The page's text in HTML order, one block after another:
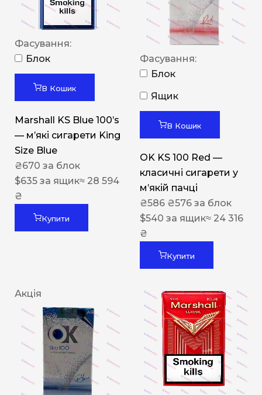
Фасування:
Блок
В Кошик
Marshall KS Blue 100’s
— м’які сигарети King
Size Blue
₴670 за блок
$635 за ящик≈ 28 594
₴
Купити
Фасування:
Блок
Ящик
В Кошик
OK KS 100 Red —
класичні сигарети у
м’якій пачці
₴586 ₴576 за блок
$540 за ящик≈ 24 316
₴
Купити
Акція